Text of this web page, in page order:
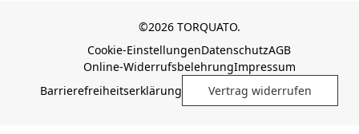
©2026 TORQUATO.
Cookie-EinstellungenDatenschutzAGB
Online-WiderrufsbelehrungImpressum
Barrierefreiheitserklärung
Vertrag widerrufen